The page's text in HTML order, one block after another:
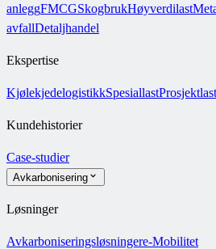
anleggFMCGSkogbrukHøyverdilast
avfallDetaljhandel
Ekspertise
KjølekjedelogistikkSpesiallastProsjektlast
Kundehistorier
Case-studier
Avkarbonisering
Løsninger
Avkarboniseringsløsningere-Mobilitet